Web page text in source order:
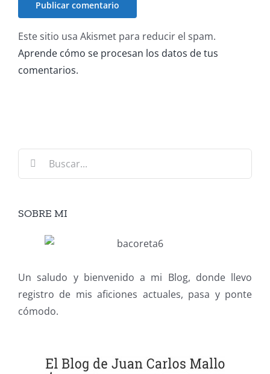
Este sitio usa Akismet para reducir el spam.
Aprende cómo se procesan los datos de tus
comentarios.
Buscar:
SOBRE MI
Un saludo y bienvenido a mi Blog, donde llevo
registro de mis aficiones actuales, pasa y ponte
cómodo.